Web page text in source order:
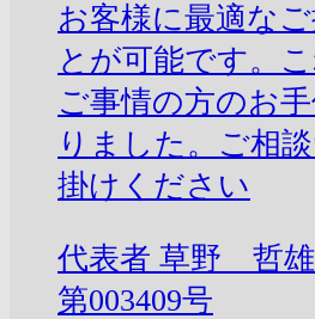
お客様に最適な
とが可能です。
ご事情の方のお
りました。ご相
掛けください
代表者 草野 哲雄
第003409号